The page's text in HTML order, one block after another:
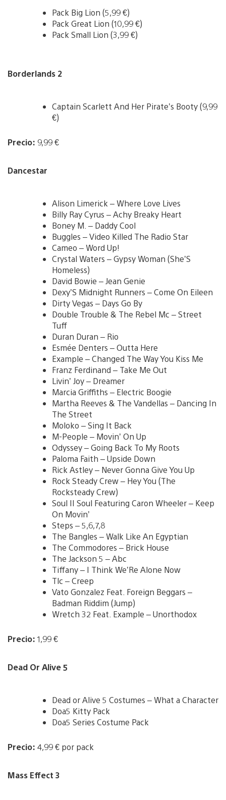
Pack Big Lion (5,99 €)
Pack Great Lion (10,99 €)
Pack Small Lion (3,99 €)
Borderlands 2
Captain Scarlett And Her Pirate’s Booty (9,99
€)
Precio: 9,99 €
Dancestar
Alison Limerick – Where Love Lives
Billy Ray Cyrus – Achy Breaky Heart
Boney M. – Daddy Cool
Buggles – Video Killed The Radio Star
Cameo – Word Up!
Crystal Waters – Gypsy Woman (She’S
Homeless)
David Bowie – Jean Genie
Dexy’S Midnight Runners – Come On Eileen
Dirty Vegas – Days Go By
Double Trouble & The Rebel Mc – Street
Tuff
Duran Duran – Rio
Esmée Denters – Outta Here
Example – Changed The Way You Kiss Me
Franz Ferdinand – Take Me Out
Livin’ Joy – Dreamer
Marcia Griffiths – Electric Boogie
Martha Reeves & The Vandellas – Dancing In
The Street
Moloko – Sing It Back
M-People – Movin’ On Up
Odyssey – Going Back To My Roots
Paloma Faith – Upside Down
Rick Astley – Never Gonna Give You Up
Rock Steady Crew – Hey You (The
Rocksteady Crew)
Soul II Soul Featuring Caron Wheeler – Keep
On Movin’
Steps – 5,6,7,8
The Bangles – Walk Like An Egyptian
The Commodores – Brick House
The Jackson 5 – Abc
Tiffany – I Think We’Re Alone Now
Tlc – Creep
Vato Gonzalez Feat. Foreign Beggars –
Badman Riddim (Jump)
Wretch 32 Feat. Example – Unorthodox
Precio: 1,99 €
Dead Or Alive 5
Dead or Alive 5 Costumes – What a Character
Doa5 Kitty Pack
Doa5 Series Costume Pack
Precio: 4,99 € por pack
Mass Effect 3